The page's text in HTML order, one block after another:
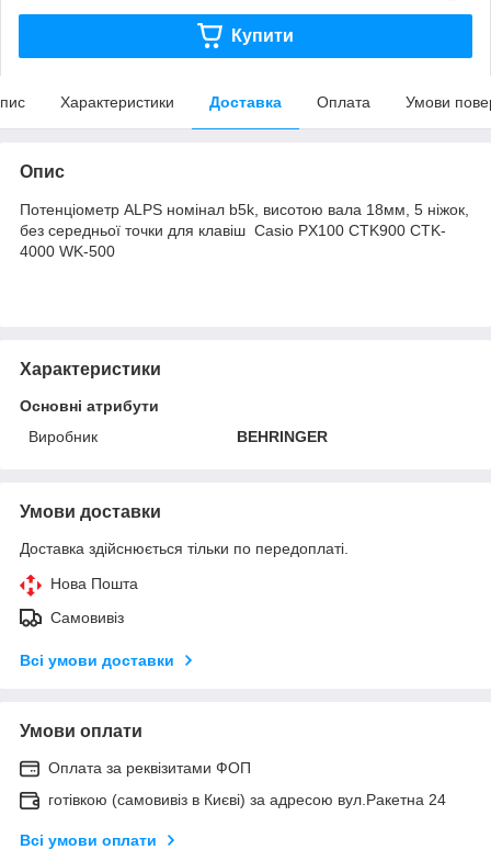
Купити
Характеристики Доставка Оплата Умови
Опис
Потенціометр ALPS номінал b5k, висотою вала 18мм, 5 ніжок,
без середньої точки для клавіш Casio PX100 CTK900 CTK-
4000 WK-500
Характеристики
Основні атрибути
Виробник
BEHRINGER
Умови доставки
Доставка здійснюється тільки по передоплаті.
Нова Пошта
Самовивіз
Всі умови доставки
Умови оплати
Оплата за реквізитами ФОП
готівкою (самовивіз в Києві) за адресою вул.Ракетна 24
Всі умови оплати